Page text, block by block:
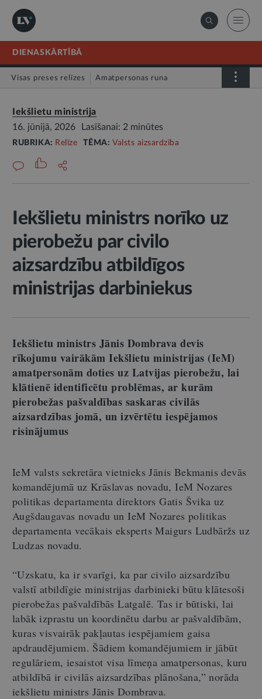
DIENASKĀRTĪBĀ
Visas preses relīzes Amatpersonas runa
Iekšlietu ministrija
16. jūnijā, 2026
Lasīšanai: 2 minūtes
RUBRIKA: Relīze TĒMA:Valsts aizsardzība
Iekšlietu ministrs norīko uz
pierobežu par civilo
aizsardzību atbildīgos
ministrijas darbiniekus
Iekšlietu ministrs Jānis Dombrava devis
rīkojumu vairākām Iekšlietu ministrijas (IeM)
amatpersonām doties uz Latvijas pierobežu, lai
klātienē identificētu problēmas, ar kurām
pierobežas pašvaldības saskaras civilās
aizsardzības jomā, un izvērtētu iespējamos
risinājumus
IeM valsts sekretāra vietnieks Jānis Bekmanis devās
komandējumā uz Krāslavas novadu, IeM Nozares
politikas departamenta direktors Gatis Švika uz
Augšdaugavas novadu un IeM Nozares politikas
departamenta vecākais eksperts Maigurs Ludbāržs uz
Ludzas novadu.
“Uzskatu, ka ir svarīgi, ka par civilo aizsardzību
valstī atbildīgie ministrijas darbinieki būtu klātesoši
pierobežas pašvaldībās Latgalē. Tas ir būtiski, lai
labāk izprastu un koordinētu darbu ar pašvaldībām,
kuras visvairāk pakļautas iespējamiem gaisa
apdraudējumiem. Šādiem komandējumiem ir jābūt
regulāriem, iesaistot visa līmeņa amatpersonas, kuru
atbildībā ir civilās aizsardzības plānošana,” norāda
iekšlietu ministrs Jānis Dombrava.